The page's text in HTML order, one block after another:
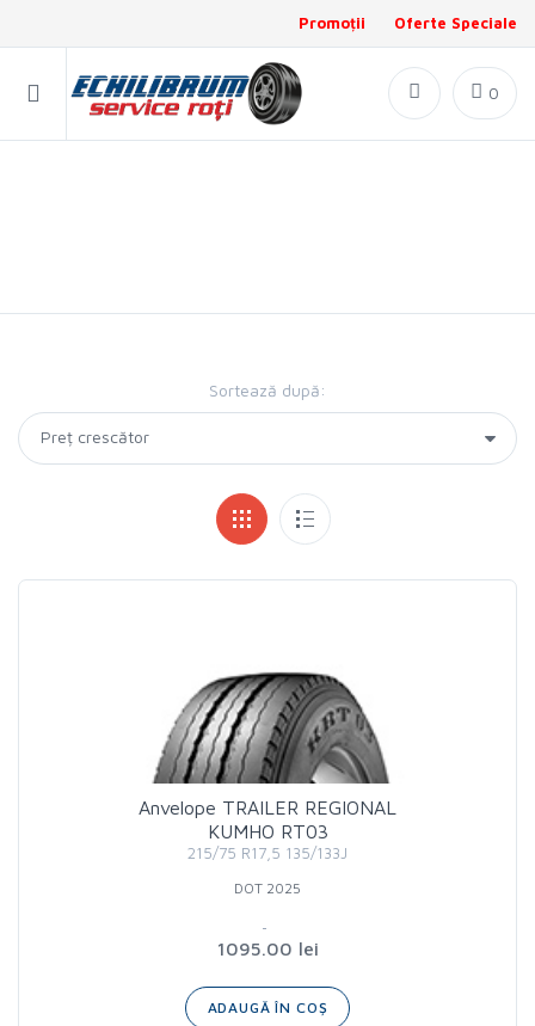
Promoții Oferte Speciale
0
Sortează după:
Anvelope TRAILER REGIONAL
KUMHO RT03
215/75 R17,5 135/133J
DOT 2025
1095.00 lei
ADAUGĂ ÎN COȘ